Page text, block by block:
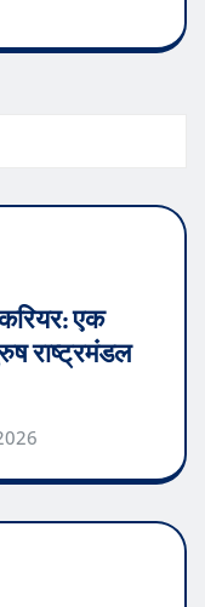
करियर: एक
राष्ट्रमंडल